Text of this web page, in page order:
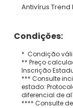
Antivírus Trend
Condições:
* Condição
** Preço
Inscrição
*** Consulte
estado:
diferencial de
**** Consulte